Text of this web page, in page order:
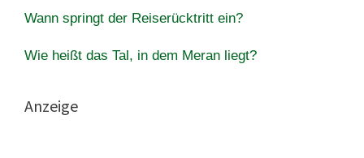
Wann springt der Reiserücktritt ein?
Wie heißt das Tal, in dem Meran liegt?
Anzeige